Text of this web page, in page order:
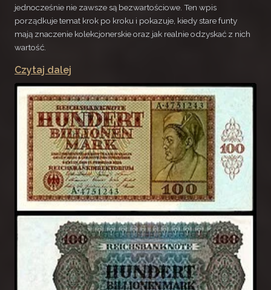
jednocześnie nie zawsze są bezwartościowe. Ten wpis
porządkuje temat krok po kroku i pokazuje, kiedy stare funty
mają znaczenie kolekcjonerskie oraz jak realnie odzyskać z nich
wartość.
Czytaj dalej